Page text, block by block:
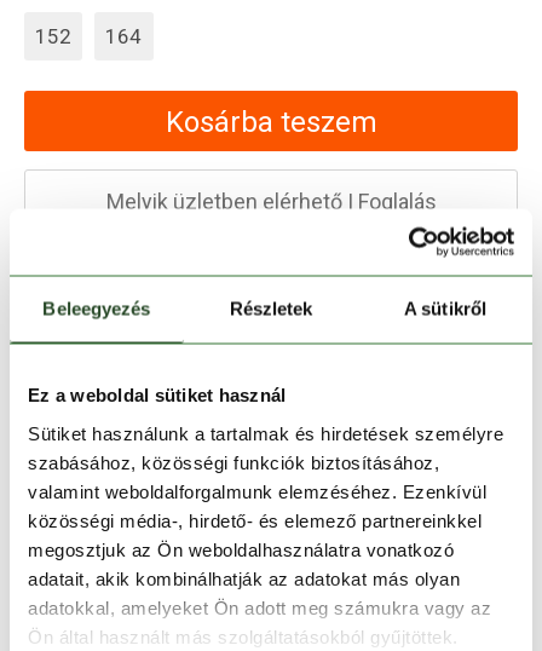
Beleegyezés Részletek A sütikről
Ez a weboldal sütiket használ
Sütiket használunk a tartalmak és hirdetések személyre
szabásához, közösségi funkciók biztosításához,
valamint weboldalforgalmunk elemzéséhez. Ezenkívül
közösségi média-, hirdető- és elemező partnereinkkel
megosztjuk az Ön weboldalhasználatra vonatkozó
adatait, akik kombinálhatják az adatokat más olyan
adatokkal, amelyeket Ön adott meg számukra vagy az
Ön által használt más szolgáltatásokból gyűjtöttek.
TERMÉKLEÍRÁS
TERMÉK RÉSZLETEK
152 164
Kosárba teszem
Melyik üzletben elérhető| Foglalás
1-2 munkanapos szállítás
Ingyenes kiszállítás 15 000 Ft felett
HASONLÓ TERMÉKEK